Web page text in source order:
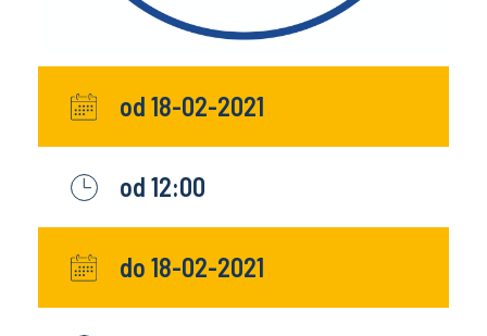
od 18-02-2021
od 12:00
do 18-02-2021